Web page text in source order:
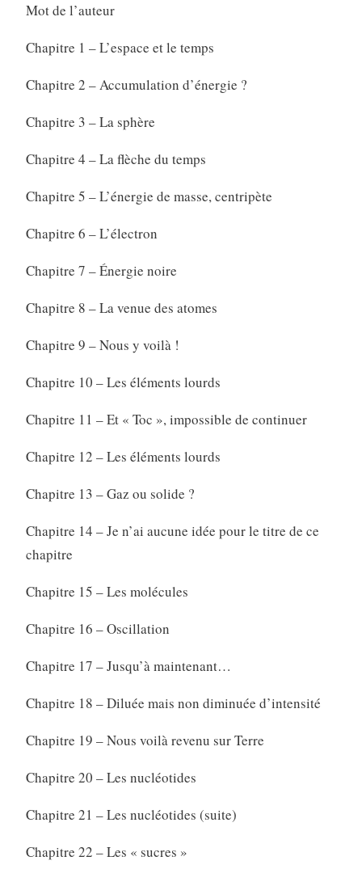
Mot de l’auteur
Chapitre 1 – L’espace et le temps
Chapitre 2 – Accumulation d’énergie ?
Chapitre 3 – La sphère
Chapitre 4 – La flèche du temps
Chapitre 5 – L’énergie de masse, centripète
Chapitre 6 – L’électron
Chapitre 7 – Énergie noire
Chapitre 8 – La venue des atomes
Chapitre 9 – Nous y voilà !
Chapitre 10 – Les éléments lourds
Chapitre 11 – Et « Toc », impossible de continuer
Chapitre 12 – Les éléments lourds
Chapitre 13 – Gaz ou solide ?
Chapitre 14 – Je n’ai aucune idée pour le titre de ce
chapitre
Chapitre 15 – Les molécules
Chapitre 16 – Oscillation
Chapitre 17 – Jusqu’à maintenant…
Chapitre 18 – Diluée mais non diminuée d’intensité
Chapitre 19 – Nous voilà revenu sur Terre
Chapitre 20 – Les nucléotides
Chapitre 21 – Les nucléotides (suite)
Chapitre 22 – Les « sucres »